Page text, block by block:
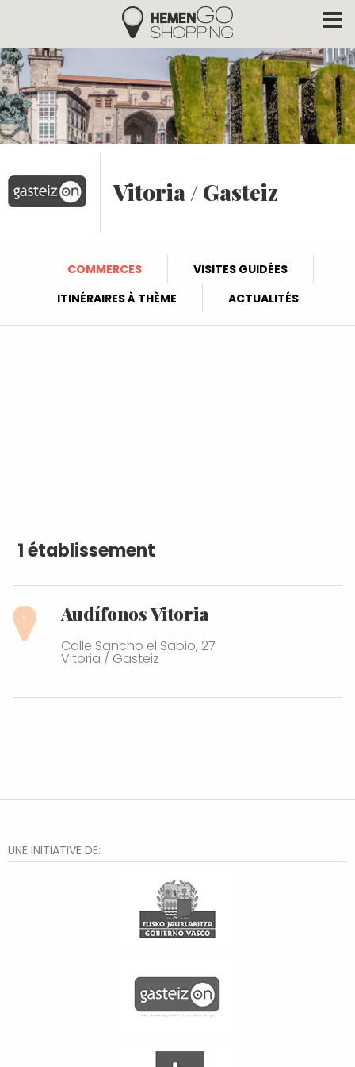
Aller au contenu principal
Hemengo Shopping
Vitoria / Gasteiz
COMMERCES
VISITES GUIDÉES
ITINÉRAIRES À THÈME
ACTUALITÉS
1 établissement
Audífonos Vitoria
Calle Sancho el Sabio, 27
Vitoria / Gasteiz
UNE INITIATIVE DE: